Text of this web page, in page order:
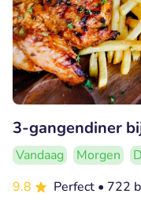
3-gangendiner
Vandaag Morgen
9.8
Perfect • 722